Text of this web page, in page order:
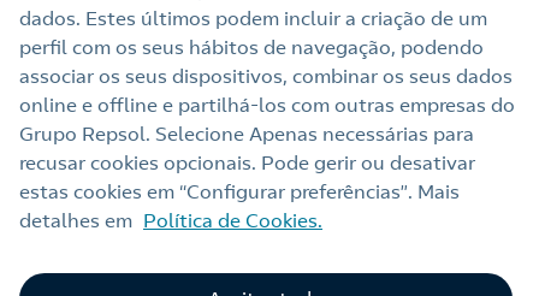
Links Úteis
Nota legal
Política de privacidade
Política de cookies
dados. Estes últimos podem incluir a criação de um
perfil com os seus hábitos de navegação, podendo
associar os seus dispositivos, combinar os seus dados
online e offline e partilhá‑los com outras empresas do
Grupo Repsol. Selecione Apenas necessárias para
recusar cookies opcionais. Pode gerir ou desativar
estas cookies em “Configurar preferências”. Mais
detalhes em Política de Cookies.